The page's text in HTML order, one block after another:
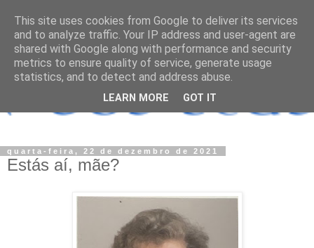
quarta-feira, 22 de dezembro de 2021
Estás aí, mãe?
This site uses cookies from Google to deliver its services
and to analyze traffic. Your IP address and user-agent are
shared with Google along with performance and security
metrics to ensure quality of service, generate usage
statistics, and to detect and address abuse.
LEARN MORE GOT IT